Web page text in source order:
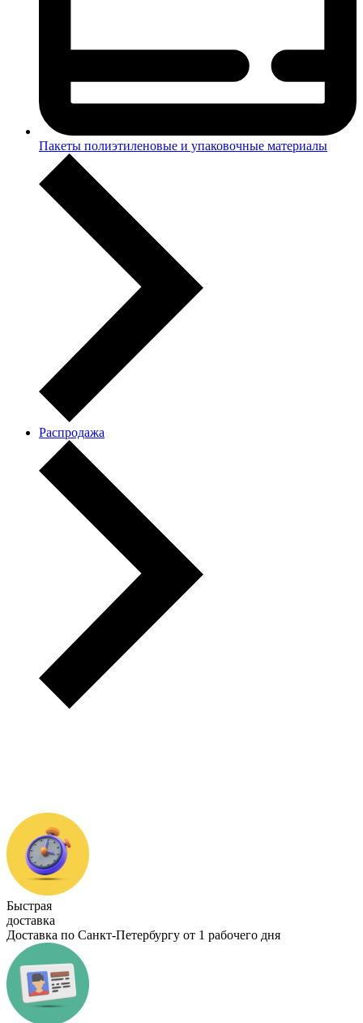
Пакеты полиэтиленовые и упаковочные материалы
Распродажа
Быстрая
доставка
Доставка по Санкт-Петербургу от 1 рабочего дня